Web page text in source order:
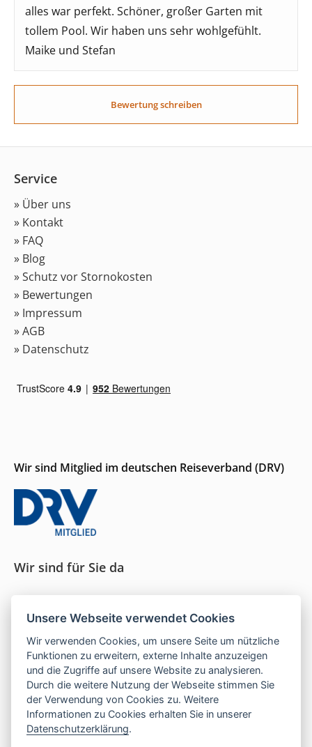
alles war perfekt. Schöner, großer Garten mit
tollem Pool. Wir haben uns sehr wohlgefühlt.
Maike und Stefan
Bewertung schreiben
Service
» Über uns
» Kontakt
» FAQ
» Blog
» Schutz vor Stornokosten
» Bewertungen
» Impressum
» AGB
» Datenschutz
Wir sind Mitglied im deutschen Reiseverband (DRV)
Wir sind für Sie da
das, was wirklich passt.
Mo–Do: 9–16 Uhr |Fr:9–13 Uhr
Telefon:05121 208 990
E-Mail: hallo@las-islas-reisen.de
Unsere Webseite verwendet Cookies
Wir verwenden Cookies, um unsere Seite um nützliche
Funktionen zu erweitern, externe Inhalte anzuzeigen
und die Zugriffe auf unsere Website zu analysieren.
Durch die weitere Nutzung der Webseite stimmen Sie
der Verwendung von Cookies zu. Weitere
Informationen zu Cookies erhalten Sie in unserer
Datenschutzerklärung.